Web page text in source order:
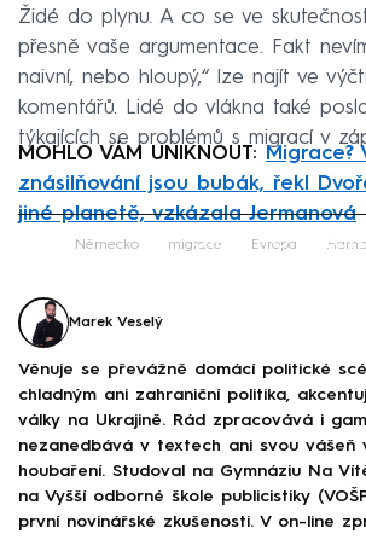
Židé do plynu. A co se ve
přesně vaše argumentace. Fakt
naivní, nebo hloupý,“ lze najít ve
komentářů. Lidé do vlákna také
týkajících se problémů s migrací v
MOHLO VÁM UNIKNOUT:
Migrace?
znásilňování jsou bubák, řekl
jiné planetě, vzkázala Jermanová
Failed to fetch
Německo migrace Evropa
Marek Veselý
Věnuje se převážně domácí politické
chladným ani zahraniční politika,
války na Ukrajině. Rád zpracovává i
nezanedbává v textech ani svou vášeň
houbaření. Studoval na Gymnáziu Na
na Vyšší odborné škole publicistiky
první novinářské zkušenosti. V on-line